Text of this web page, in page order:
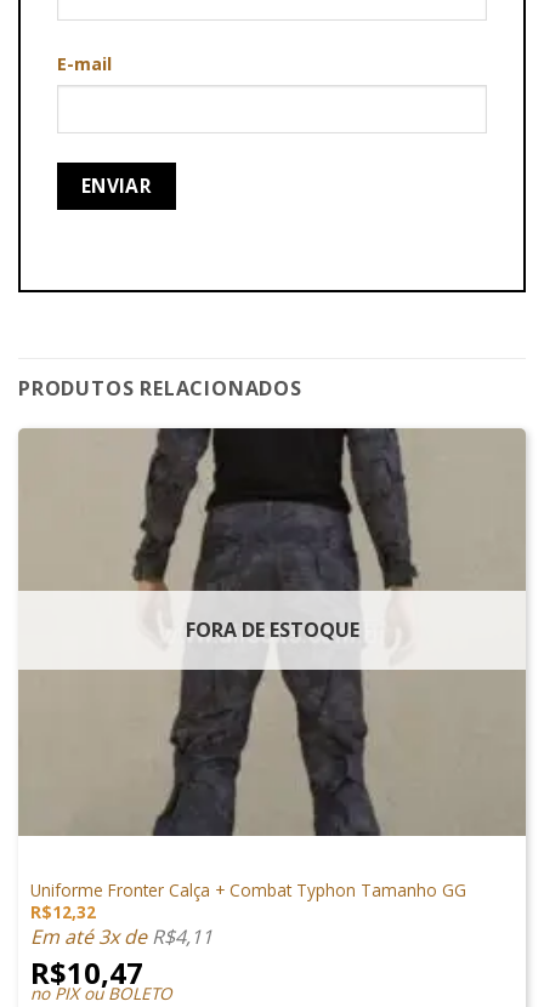
E-mail
PRODUTOS RELACIONADOS
FORA DE ESTOQUE
Uniforme Fronter Calça + Combat Typhon Tamanho GG
R$12,32
Em até 3x deR$4,11
R$10,47
no PIX ou BOLETO